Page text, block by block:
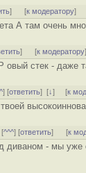
] [к модератору]
А там очень
] [к модератору]
овый стек - даже
] [ответить][↓] [к
[^^^] [ответить] [к
диваном - мы